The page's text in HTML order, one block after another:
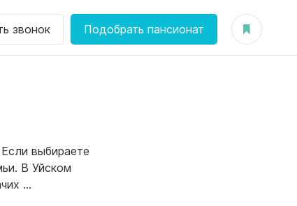
звонок Подобрать пансионат
выбираете
В Уйском
...